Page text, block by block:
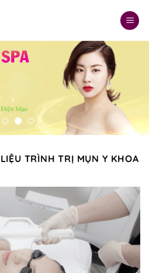
LIỆU TRÌNH TRỊ MỤN Y KHOA